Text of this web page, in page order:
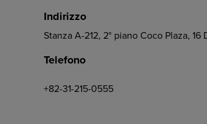
Indirizzo
Stanza A-212, 2° piano Coco Plaza,
Telefono
+82-31-215-0555